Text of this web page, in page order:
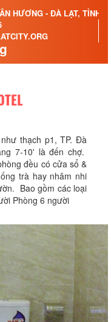
HƯƠNG - ĐÀ LẠT, TỈNH
thạch p1, TP. Đà
7-10' là đến chợ.
đều có cửa sổ &
trà hay nhâm nhi
Bao gồm các loại
Phòng 6 người